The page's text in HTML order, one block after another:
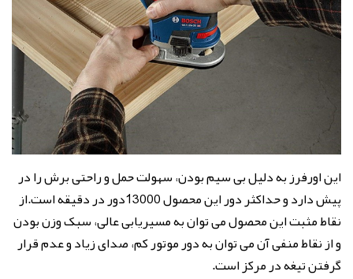
این اورفرز به دلیل بی سیم بودن، سهولت حمل و راحتی برش را در
پیش دارد و حداکثر دور این محصول 13000دور در دقیقه است.
از
نقاط مثبت این محصول می توان به مسیریابی عالی، سبک وزن بودن
و از نقاط منفی آن می توان به دور موتور کم، صدای زیاد و عدم قرار
گرفتن تیغه در مرکز است.